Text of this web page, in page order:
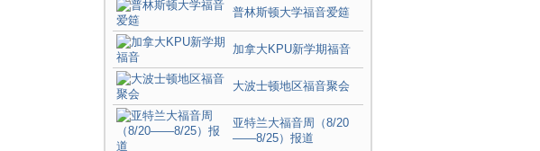
普林斯顿大学福音爱筵
加拿大KPU新学期福音
大波士顿地区福音聚会
亚特兰大福音周（8/20
——8/25）报道